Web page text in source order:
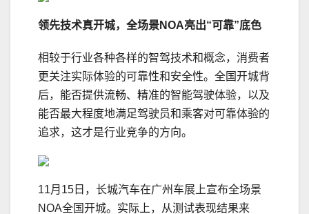
领先技术真开城， 全场景NOA亮出“可靠”底色
相较于行业各种各样的智驾技术和概念，消费者
更关注实际体验的可靠性和安全性。全国开城背
后，能否提供流畅、精准的智能驾驶体验，以及
能否最大程度地满足驾驶员和乘客对可靠体验的
追求，这才是行业竞争的方向。
11月15日，长城汽车在广州车展上宣布全场景
NOA全国开城。实际上，从测试表现结果来